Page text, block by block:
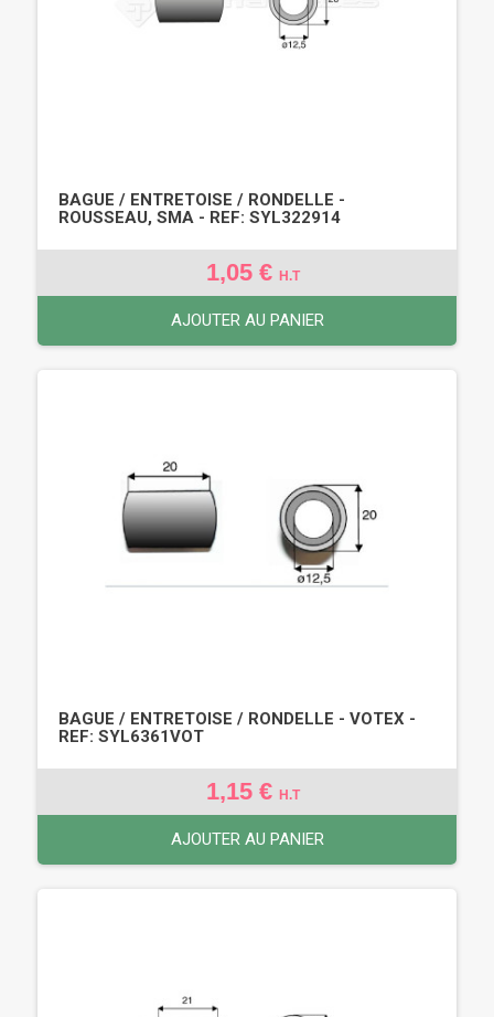
BAGUE / ENTRETOISE / RONDELLE -
ROUSSEAU, SMA - REF: SYL322914
1,05 € H.T
AJOUTER AU PANIER
BAGUE / ENTRETOISE / RONDELLE - VOTEX -
REF: SYL6361VOT
1,15 € H.T
AJOUTER AU PANIER